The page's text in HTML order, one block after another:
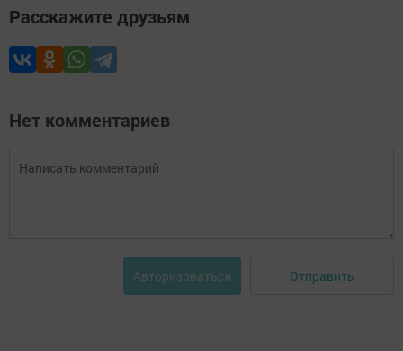
Расскажите друзьям
Нет комментариев
Авторизоваться Отправить